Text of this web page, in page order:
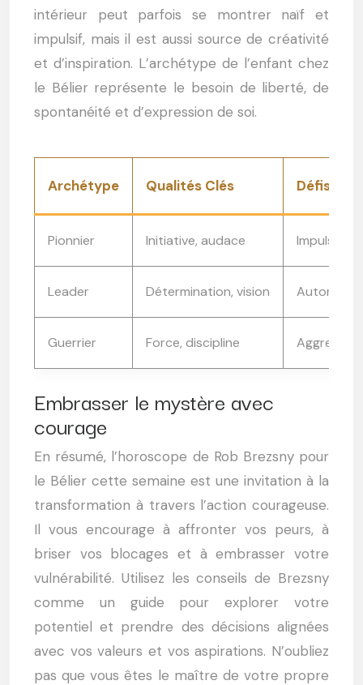
intérieur peut parfois se montrer naïf et
impulsif, mais il est aussi source de créativité
et d’inspiration. L’archétype de l’enfant chez
le Bélier représente le besoin de liberté, de
spontanéité et d’expression de soi.
Archétype Qualités Clés Défis
Pionnier Initiative, audace
Leader Détermination, vision
Guerrier Force, discipline
Embrasser le mystère avec
courage
En résumé, l’horoscope de Rob Brezsny pour
le Bélier cette semaine est une invitation à la
transformation à travers l’action courageuse.
Il vous encourage à affronter vos peurs, à
briser vos blocages et à embrasser votre
vulnérabilité. Utilisez les conseils de Brezsny
comme un guide pour explorer votre
potentiel et prendre des décisions alignées
avec vos valeurs et vos aspirations. N’oubliez
pas que vous êtes le maître de votre propre